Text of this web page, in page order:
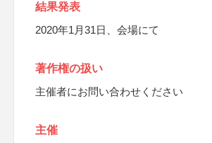
結果発表
2020年1月31日、会場にて
著作権の扱い
主催者にお問い合わせください
主催